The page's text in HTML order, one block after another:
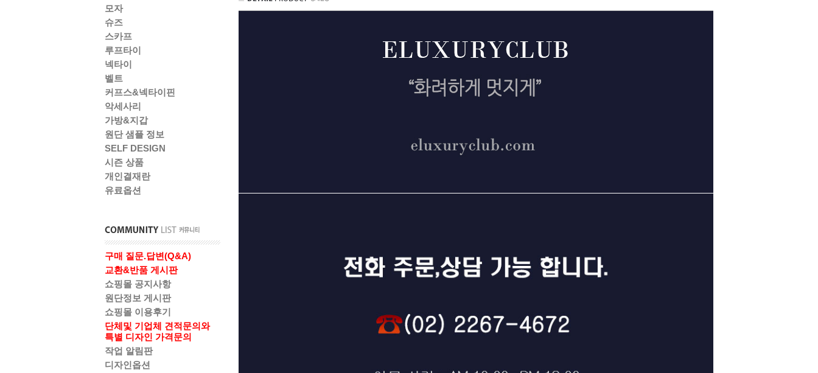
모자
슈즈
스카프
루프타이
넥타이
벨트
커프스&넥타이핀
악세사리
가방&지갑
원단 샘플 정보
SELF DESIGN
시즌 상품
개인결재란
유료옵션
구매 질문.답변(Q&A)
교환&반품 게시판
쇼핑몰 공지사항
원단정보 게시판
쇼핑몰 이용후기
단체및 기업체 견적문의와
특별 디자인 가격문의
작업 알림판
디자인옵션